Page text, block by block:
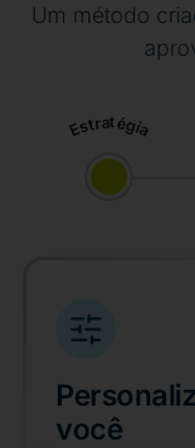
Um método
Estratégia
você